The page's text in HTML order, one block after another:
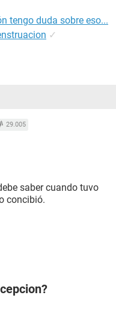
tengo duda sobre eso...
✓
29.005
saber cuando tuvo
concibió.